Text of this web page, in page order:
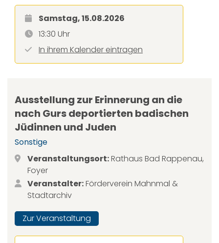
Samstag, 15.08.2026
13:30 Uhr
In ihrem Kalender eintragen
Ausstellung zur Erinnerung an die
nach Gurs deportierten badischen
Jüdinnen und Juden
Sonstige
Veranstaltungsort:Rathaus Bad Rappenau,
Foyer
Veranstalter:Förderverein Mahnmal &
Stadtarchiv
Zur Veranstaltung